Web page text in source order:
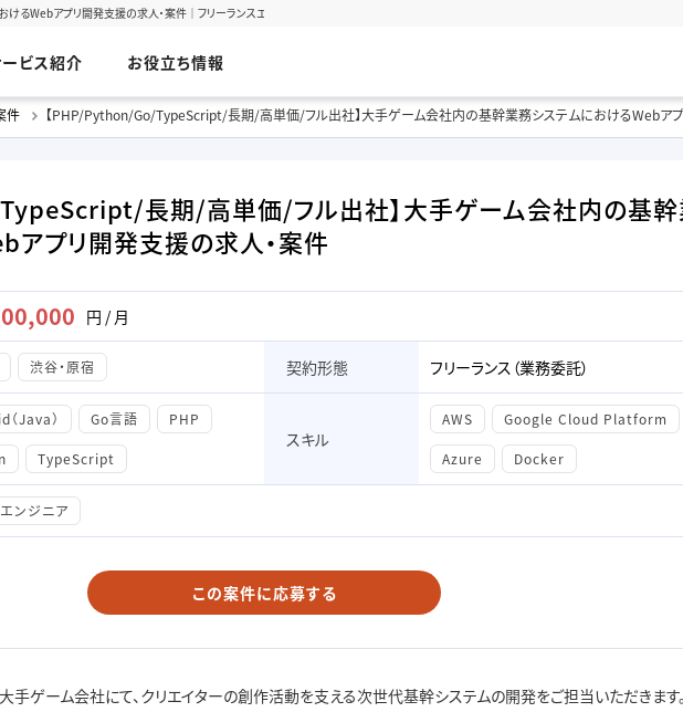
Webアプリ開発支援の求人・案件｜フリーランスエンジニアの案件・求人(2026/08/06更新)
ビス紹介 お役立ち情報
件 【PHP/Python/Go/TypeScript/長期/高単価/フル出社】大手ゲーム会社内の基幹業務システムにおけるWebア
長期/高単価/フル出社】大手ゲーム会社内の基
アプリ開発支援の求人・案件
円 / 月
渋谷・原宿 契約形態 フリーランス（業務委託）
Java） Go言語 PHP
TypeScript
スキル
AWS Google Cloud Platform
Azure Docker
ンジニア
この案件に応募する
大手ゲーム会社にて、クリエイターの創作活動を支える次世代基幹システムの開発をご担当いただきます。